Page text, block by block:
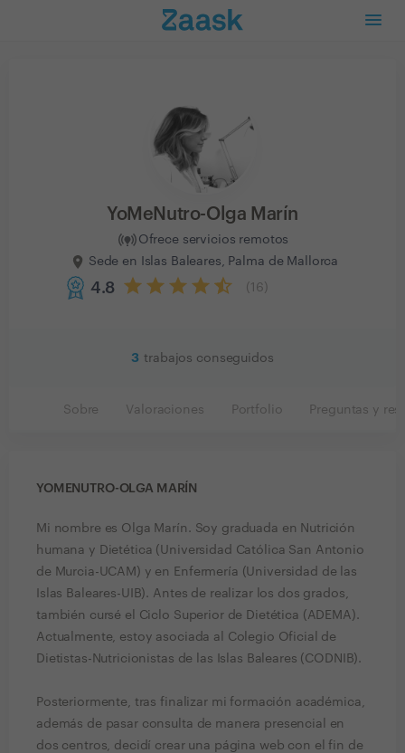
YoMeNutro-Olga Marín
Ofrece servicios remotos
Sede en Islas Baleares, Palma de Mallorca
4.8 16
3 trabajos conseguidos
Sobre Valoraciones Portfolio Preguntas y
YOMENUTRO-OLGA MARÍN
Mi nombre es Olga Marín. Soy graduada en Nutrición
humana y Dietética (Universidad Católica San Antonio
de Murcia-UCAM) y en Enfermería (Universidad de las
Islas Baleares-UIB). Antes de realizar los dos grados,
también cursé el Ciclo Superior de Dietética (ADEMA).
Actualmente, estoy asociada al Colegio Oficial de
Dietistas-Nutricionistas de las Islas Baleares (CODNIB).
Posteriormente, tras finalizar mi formación académica,
además de pasar consulta de manera presencial en
dos centros, decidí crear una página web con el fin de